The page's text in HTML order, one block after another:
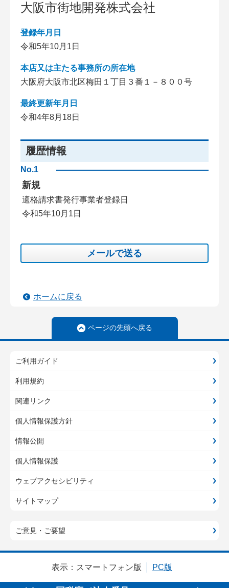
大阪市街地開発株式会社
登録年月日
令和5年10月1日
本店又は主たる事務所の所在地
大阪府大阪市北区梅田１丁目３番１－８００号
最終更新年月日
令和4年8月18日
履歴情報
No.1
新規
適格請求書発行事業者登録日
令和5年10月1日
メールで送る
ホームに戻る
ページの先頭へ戻る
ご利用ガイド
利用規約
関連リンク
個人情報保護方針
情報公開
個人情報保護
ウェブアクセシビリティ
サイトマップ
ご意見・ご要望
表示： スマートフォン版 PC版